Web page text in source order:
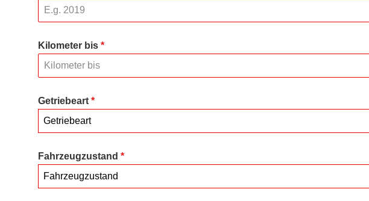
Kilometer bis *
Getriebeart *
Getriebeart
Fahrzeugzustand *
Fahrzeugzustand